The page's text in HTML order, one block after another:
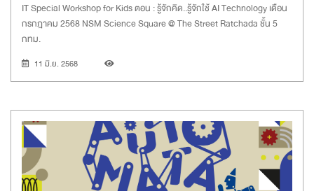
IT Special Workshop for Kids ตอน : รู้จักคิด..รู้จักใช้ AI Technology เดือน
กรกฎาคม 2568 NSM Science Square @ The Street Ratchada ชั้น 5
กทม.
11 มิ.ย. 2568